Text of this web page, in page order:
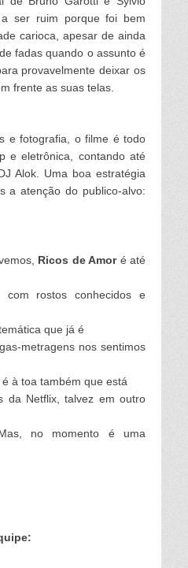
ser ruim porque foi bem
carioca, apesar de ainda
fadas quando o assunto é
provavelmente deixar os
frente as suas telas.
e fotografia, o filme é todo
e eletrônica, contando até
Alok. Uma boa estratégia
a atenção do publico-alvo:
Ricos de Amor é até
com rostos conhecidos e
que já é
metragens nos sentimos
é à toa também que está
da Netflix, talvez em outro
no momento é uma